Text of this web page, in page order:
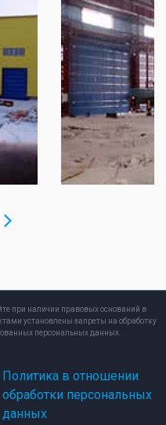
при наличии правовых оснований в
установлены запреты на обработку
персональных данных.
Политика в отношении
обработки персональных
данных